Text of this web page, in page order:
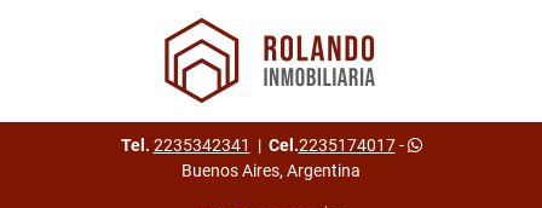
Tel. 2235342341 | Cel.2235174017-
Buenos Aires, Argentina